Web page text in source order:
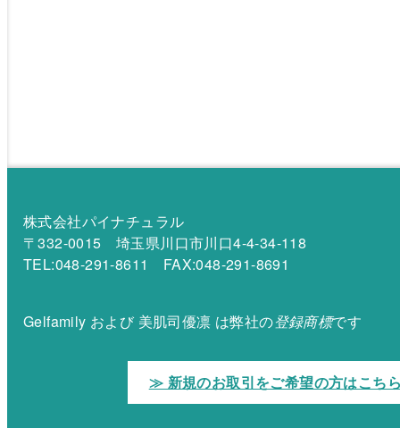
株式会社パイナチュラル
〒332-0015 埼玉県川口市川口4-4-34-118
TEL:048-291-8611 FAX:048-291-8691
Gelfamily および 美肌司優凛 は弊社の登録商標です
≫ 新規のお取引をご希望の方はこち